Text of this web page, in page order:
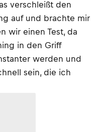
verschleißt den
auf und brachte mir
wir einen Test, da
in den Griff
werden und
sein, die ich